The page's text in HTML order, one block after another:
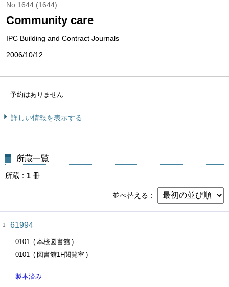
No.1644 (1644)
Community care
IPC Building and Contract Journals
2006/10/12
予約はありません
詳しい情報を表示する
所蔵一覧
所蔵 1 冊
並べ替える
1 61994
0101
本校図書館
0101
図書館1F閲覧室
製本済み